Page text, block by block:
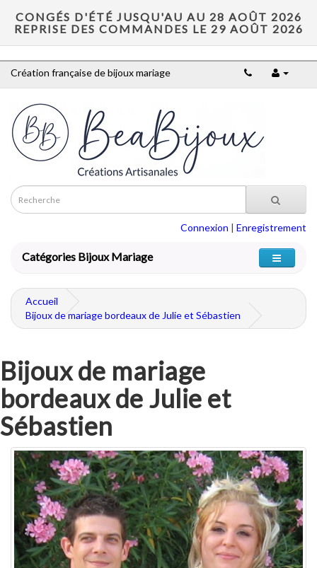
CONGÉS D'ÉTÉ JUSQU'AU AU 28 AOÛT 2026
REPRISE DES COMMANDES LE 29 AOÛT 2026
Création française de bijoux mariage
Connexion | Enregistrement
Catégories Bijoux Mariage
Accueil
Bijoux de mariage bordeaux de Julie et Sébastien
Bijoux de mariage
bordeaux de Julie et
Sébastien